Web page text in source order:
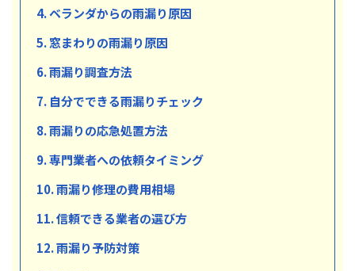
4. ベランダからの雨漏り原因
5. 窓まわりの雨漏り原因
6. 雨漏り調査方法
7. 自分でできる雨漏りチェック
8. 雨漏りの応急処置方法
9. 専門業者への依頼タイミング
10. 雨漏り修理の費用相場
11. 信頼できる業者の選び方
12. 雨漏り予防対策